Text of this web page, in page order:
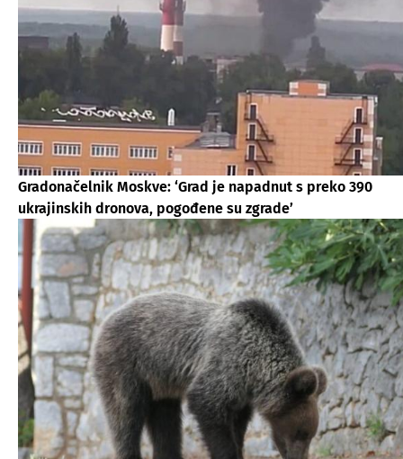
Gradonačelnik Moskve: ‘Grad je napadnut s preko 390
ukrajinskih dronova, pogođene su zgrade’